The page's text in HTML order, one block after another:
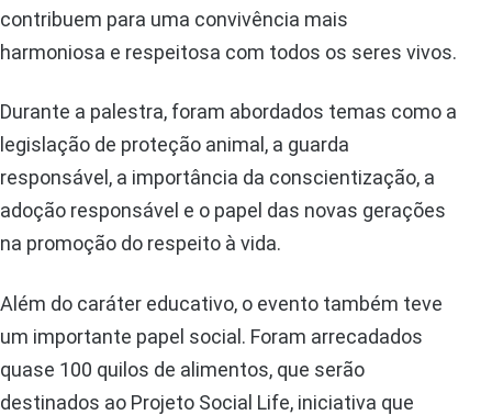
contribuem para uma convivência mais
harmoniosa e respeitosa com todos os seres vivos.
Durante a palestra, foram abordados temas como a
legislação de proteção animal, a guarda
responsável, a importância da conscientização, a
adoção responsável e o papel das novas gerações
na promoção do respeito à vida.
Além do caráter educativo, o evento também teve
um importante papel social. Foram arrecadados
quase 100 quilos de alimentos, que serão
destinados ao Projeto Social Life, iniciativa que